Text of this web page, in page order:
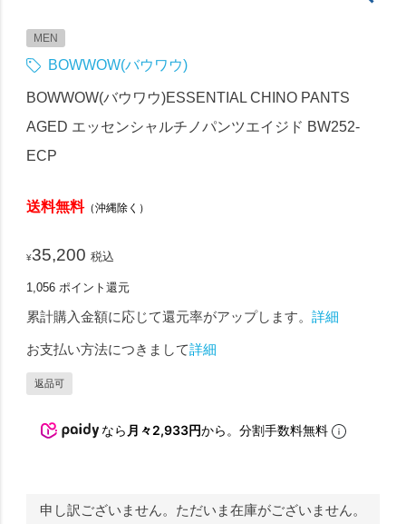
MEN
BOWWOW(バウワウ)
BOWWOW(バウワウ)ESSENTIAL CHINO PANTS
AGED エッセンシャルチノパンツエイジド BW252-
ECP
送料無料（沖縄除く）
¥35,200 税込
1,056 ポイント還元
累計購入金額に応じて還元率がアップします。詳細
お支払い方法につきまして詳細
返品可
なら 月々2,933円から。分割手数料無料
申し訳ございません。ただいま在庫がございません。